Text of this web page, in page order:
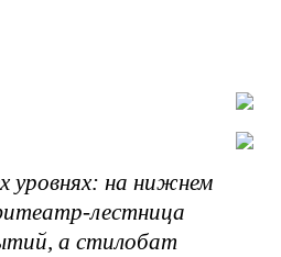
уровнях: на нижнем
лестница
а стилобат